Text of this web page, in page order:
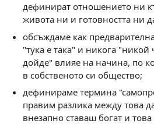
дефинират отношението ни
живота ни и готовността ни
обсъждаме как
"тука е така" и никога "никой
дойде" влияе на начина, по
в собственото си общество;
дефинираме термина
правим разлика между това
внезапно ставаш богат и